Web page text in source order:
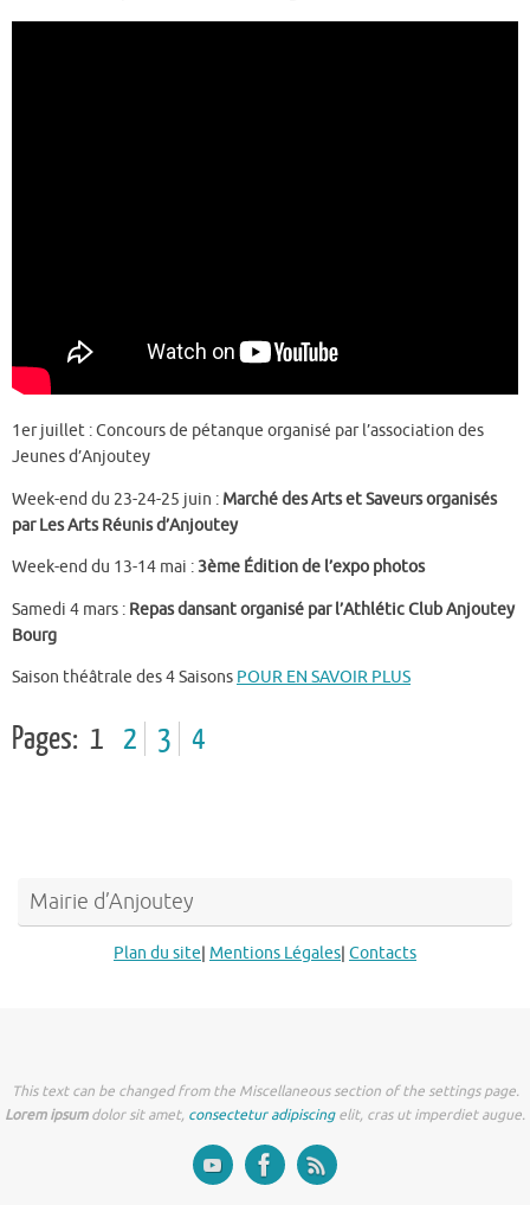
1er juillet : Concours de pétanque organisé par l’association des
Jeunes d’Anjoutey
Week-end du 23-24-25 juin : Marché des Arts et Saveurs organisés
par Les Arts Réunis d’Anjoutey
Week-end du 13-14 mai : 3ème Édition de l’expo photos
Samedi 4 mars : Repas dansant organisé par l’Athlétic Club Anjoutey
Bourg
Saison théâtrale des 4 Saisons POUR EN SAVOIR PLUS
Pages: 1 2 3 4
Mairie d’Anjoutey
Plan du site| Mentions Légales| Contacts
This text can be changed from the Miscellaneous section of the settings page.
Lorem ipsumdolor sit amet, consectetur adipiscingelit, cras ut imperdiet augue.